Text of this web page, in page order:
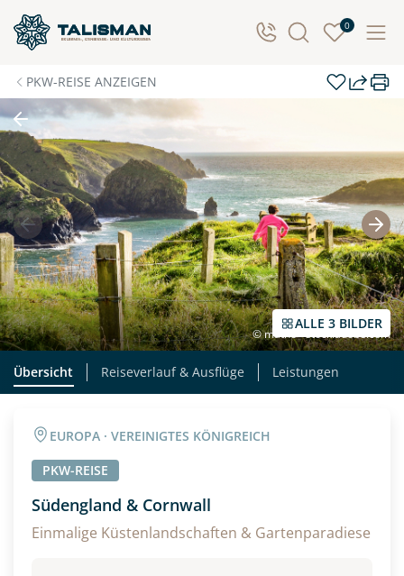
0
PKW-REISE ANZEIGEN
ALLE 3 BILDER
© matho - stock.adobe.com
Übersicht Reiseverlauf & Ausflüge Leistungen
EUROPA · VEREINIGTES KÖNIGREICH
PKW-REISE
Südengland & Cornwall
Einmalige Küstenlandschaften & Gartenparadiese